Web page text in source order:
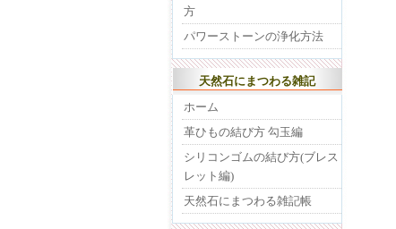
方
パワーストーンの浄化方法
天然石にまつわる雑記
ホーム
革ひもの結び方 勾玉編
シリコンゴムの結び方(ブレス
レット編)
天然石にまつわる雑記帳